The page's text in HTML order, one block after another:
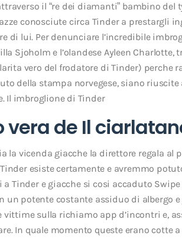
il “re dei diamanti” bambino del
conosciute circa Tinder a prestargli
di lui. Per denunciare l’incredibile
Sjoholm e l’olandese Ayleen
vero del frodatore di Tinder) perche
della stampa norvegese, siano riuscite
Il imbroglione di Tinder
vera de Il
la vicenda giacche la direttore regala al
esiste certamente e avremmo
Tinder e giacche si cosi accaduto
un potente costante assiduo di albergo
vittime sulla richiamo app d’incontri e,
In quale momento queste erano